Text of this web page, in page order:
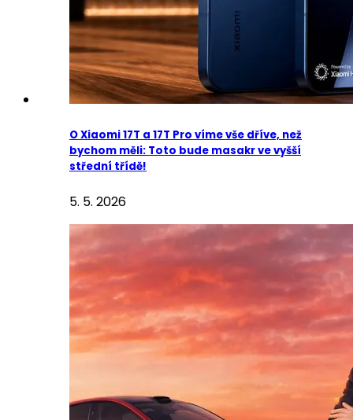
O Xiaomi 17T a 17T Pro víme vše dříve, než
bychom měli: Toto bude masakr ve vyšší
střední třídě!
5. 5. 2026